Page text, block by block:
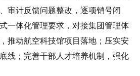
审计反馈问题整改，逐项销号闭
一体化管理要求，对接集团管理体
推动航空科技馆项目落地；压实安
线；完善干部人才培养机制，强化